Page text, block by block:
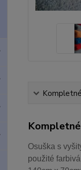
Osuška s
použité